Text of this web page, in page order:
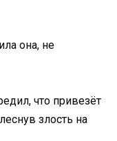
она, не
что привезёт
злость на